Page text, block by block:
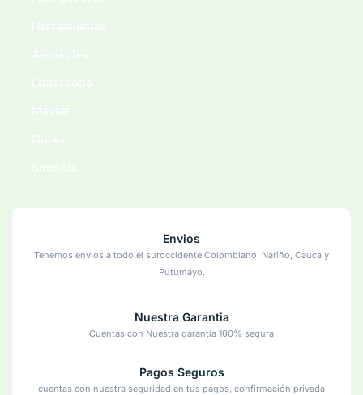
Envios
Tenemos envios a todo el suroccidente Colombiano, Nariño, Cauca y
Putumayo.
Nuestra Garantia
Cuentas con Nuestra garantia 100% segura
Pagos Seguros
cuentas con nuestra seguridad en tus pagos, confirmación privada